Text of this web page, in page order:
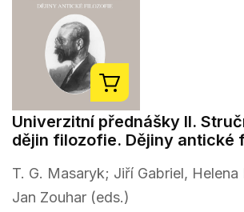
Univerzitní přednášky II.
dějin filozofie. Dějiny antické
T. G. Masaryk; Jiří Gabriel, Helena
Jan Zouhar (eds.)